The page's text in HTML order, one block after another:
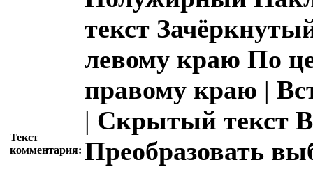
Текст
комментария:
текст
левому краю По
правому краю |
| Скрытый текст
Преобразовать